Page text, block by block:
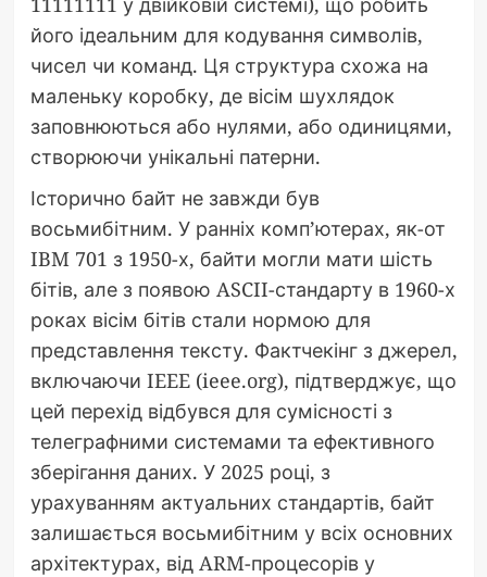
його ідеальним для кодування символів,
чисел чи команд. Ця структура схожа на
маленьку коробку, де вісім шухлядок
заповнюються або нулями, або одиницями,
створюючи унікальні патерни.
Історично байт не завжди був
восьмибітним. У ранніх комп’ютерах, як-от
IBM 701 з 1950-х, байти могли мати шість
бітів, але з появою ASCII-стандарту в 1960-х
роках вісім бітів стали нормою для
представлення тексту. Фактчекінг з джерел,
включаючи IEEE (ieee.org), підтверджує, що
цей перехід відбувся для сумісності з
телеграфними системами та ефективного
зберігання даних. У 2025 році, з
урахуванням актуальних стандартів, байт
залишається восьмибітним у всіх основних
архітектурах, від ARM-процесорів у